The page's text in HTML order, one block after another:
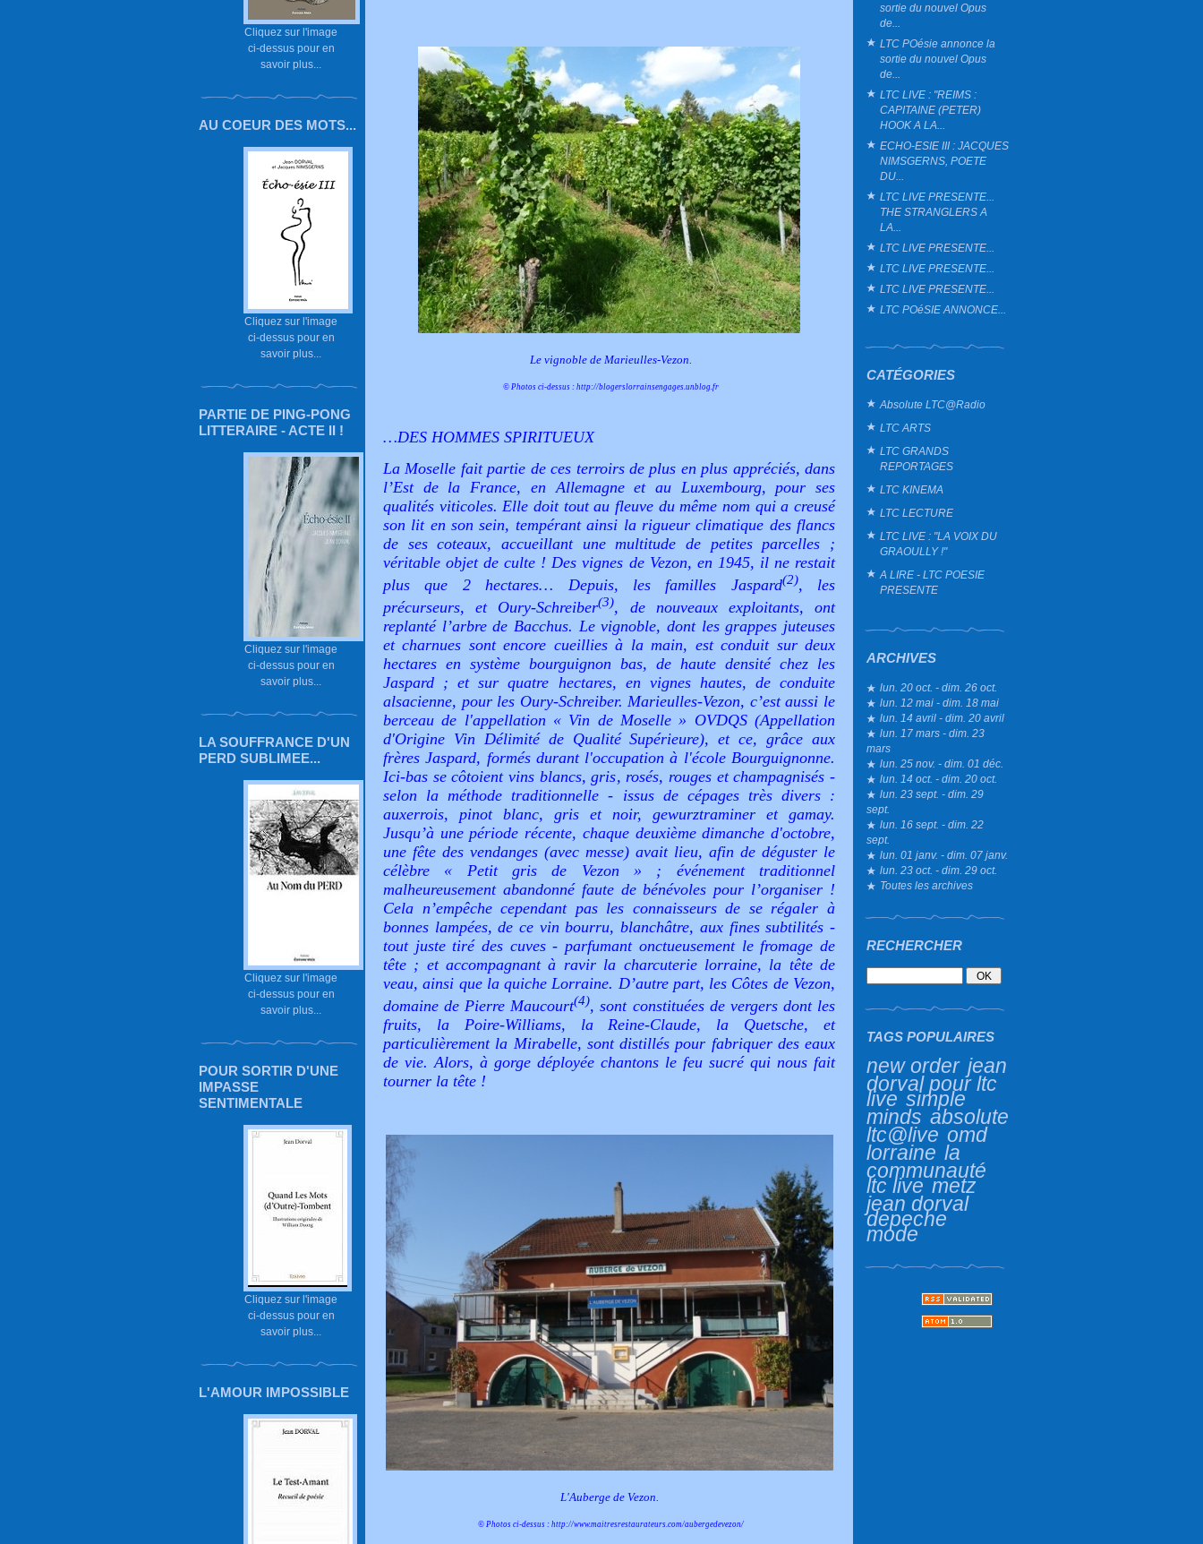
Cliquez sur l'image
ci-dessus pour en
savoir plus...
AU COEUR DES MOTS...
Cliquez sur l'image
ci-dessus pour en
savoir plus...
PARTIE DE PING-PONG
LITTERAIRE - ACTE II !
Cliquez sur l'image
ci-dessus pour en
savoir plus...
LA SOUFFRANCE D'UN
PERD SUBLIMEE...
Cliquez sur l'image
ci-dessus pour en
savoir plus...
POUR SORTIR D'UNE
IMPASSE
SENTIMENTALE
Cliquez sur l'image
ci-dessus pour en
savoir plus...
L'AMOUR IMPOSSIBLE
sortie du nouvel Opus
de...
LTC POésie annonce la
sortie du nouvel Opus
de...
LTC LIVE : "REIMS :
CAPITAINE (PETER)
HOOK A LA...
ECHO-ESIE III : JACQUES
NIMSGERNS, POETE
DU...
LTC LIVE PRESENTE...
THE STRANGLERS A
LA...
LTC LIVE PRESENTE...
LTC LIVE PRESENTE...
LTC LIVE PRESENTE...
LTC POéSIE ANNONCE...
CATÉGORIES
Absolute LTC@Radio
LTC ARTS
LTC GRANDS
REPORTAGES
LTC KINEMA
LTC LECTURE
LTC LIVE : "LA VOIX DU
GRAOULLY !"
A LIRE - LTC POESIE
PRESENTE
ARCHIVES
lun. 20 oct. - dim. 26 oct.
lun. 12 mai - dim. 18 mai
lun. 14 avril - dim. 20 avril
lun. 17 mars - dim. 23
mars
lun. 25 nov. - dim. 01 déc.
lun. 14 oct. - dim. 20 oct.
lun. 23 sept. - dim. 29
sept.
lun. 16 sept. - dim. 22
sept.
lun. 01 janv. - dim. 07 janv.
lun. 23 oct. - dim. 29 oct.
Toutes les archives
RECHERCHER
TAGS POPULAIRES
new order jean
dorval pour ltc
live simple
minds absolute
ltc@live omd
lorraine la
communauté
ltc live metz
jean dorval
depeche
mode
Le vignoble de Marieulles-Vezon.
© Photos ci-dessus : http://blogerslorrainsengages.unblog.fr
…DES HOMMES SPIRITUEUX
La Moselle fait partie de ces terroirs de plus en plus appréciés, dans
l’Est de la France, en Allemagne et au Luxembourg, pour ses
qualités viticoles. Elle doit tout au fleuve du même nom qui a creusé
son lit en son sein, tempérant ainsi la rigueur climatique des flancs
de ses coteaux, accueillant une multitude de petites parcelles ;
véritable objet de culte ! Des vignes de Vezon, en 1945, il ne restait
plus que 2 hectares… Depuis, les familles Jaspard(2), les
précurseurs, et Oury-Schreiber(3), de nouveaux exploitants, ont
replanté l’arbre de Bacchus. Le vignoble, dont les grappes juteuses
et charnues sont encore cueillies à la main, est conduit sur deux
hectares en système bourguignon bas, de haute densité chez les
Jaspard ; et sur quatre hectares, en vignes hautes, de conduite
alsacienne, pour les Oury-Schreiber. Marieulles-Vezon, c’est aussi le
berceau de l'appellation « Vin de Moselle » OVDQS (Appellation
d'Origine Vin Délimité de Qualité Supérieure), et ce, grâce aux
frères Jaspard, formés durant l'occupation à l'école Bourguignonne.
Ici-bas se côtoient vins blancs, gris, rosés, rouges et champagnisés -
selon la méthode traditionnelle - issus de cépages très divers :
auxerrois, pinot blanc, gris et noir, gewurztraminer et gamay.
Jusqu’à une période récente, chaque deuxième dimanche d'octobre,
une fête des vendanges (avec messe) avait lieu, afin de déguster le
célèbre « Petit gris de Vezon » ; événement traditionnel
malheureusement abandonné faute de bénévoles pour l’organiser !
Cela n’empêche cependant pas les connaisseurs de se régaler à
bonnes lampées, de ce vin bourru, blanchâtre, aux fines subtilités -
tout juste tiré des cuves - parfumant onctueusement le fromage de
tête ; et accompagnant à ravir la charcuterie lorraine, la tête de
veau, ainsi que la quiche Lorraine. D’autre part, les Côtes de Vezon,
domaine de Pierre Maucourt(4), sont constituées de vergers dont les
fruits, la Poire-Williams, la Reine-Claude, la Quetsche, et
particulièrement la Mirabelle, sont distillés pour fabriquer des eaux
de vie. Alors, à gorge déployée chantons le feu sucré qui nous fait
tourner la tête !
L'Auberge de Vezon.
© Photos ci-dessus : http://www.maitresrestaurateurs.com/aubergedevezon/